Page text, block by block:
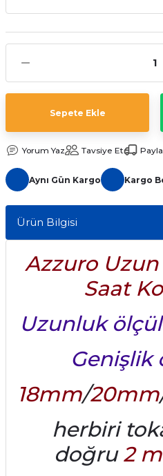
Sepete Ekle
Yorum Yaz Tavsiye Et
Aynı Gün Kargo Kargo
Ürün Bilgisi
Azzuro
Saat
Uzunluk
Genişlik
18mm/20mm
herbiri
doğru2